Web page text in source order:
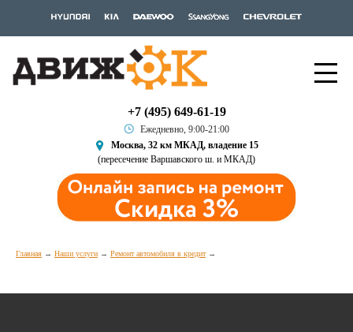
+7 (495) 649-61-19
Ежедневно, 9:00-21:00
Москва, 32 км МКАД, владение 15
(пересечение Варшавского ш. и МКАД)
Главная Наши услуги Ремонт автомобиля в кредит